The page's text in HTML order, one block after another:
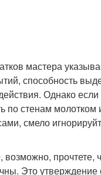
мастера
способность
Однако
по стенам молотком
смело
возможно, прочтете,
Это